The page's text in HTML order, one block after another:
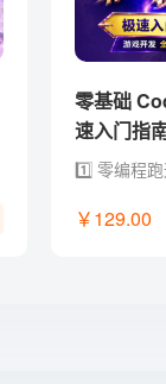
零基础
速入门指南
￥129.00